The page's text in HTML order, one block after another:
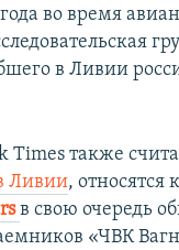
во время
в Ливии
Times также
Ливии, относятся
в свою очередь
«ЧВК